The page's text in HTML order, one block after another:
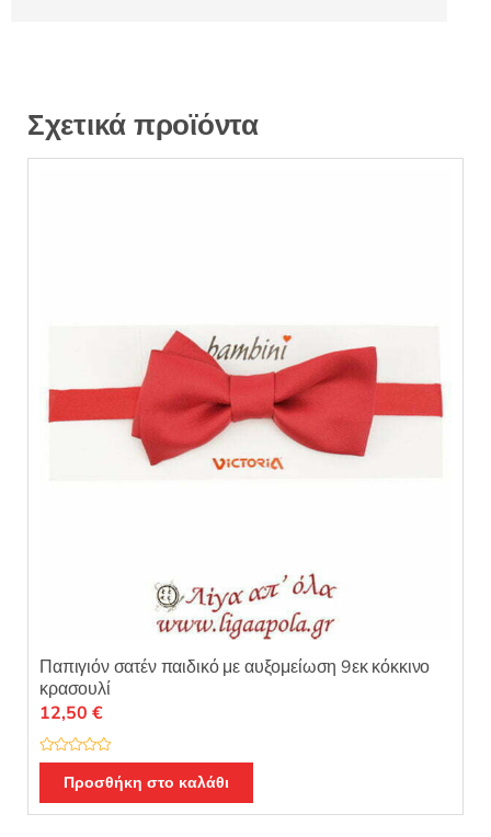
Σχετικά προϊόντα
Παπιγιόν σατέν παιδικό με αυξομείωση 9εκ κόκκινο
κρασουλί
Β
μ
ο
12,50 €
Προσθήκη στο καλάθι